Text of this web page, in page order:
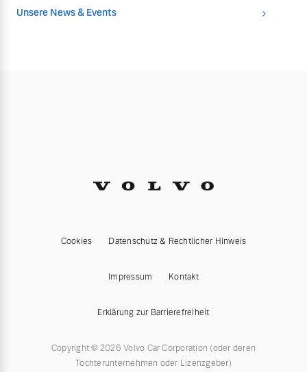
Unsere News & Events
Cookies Datenschutz & Rechtlicher Hinweis
Impressum Kontakt
Erklärung zur Barrierefreiheit
Copyright © 2026 Volvo Car Corporation (oder deren
Tochterunternehmen oder Lizenzgeber)